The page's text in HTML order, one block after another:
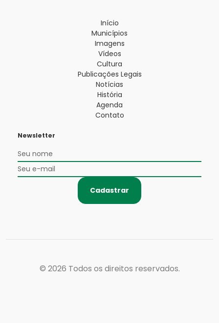
Início
Municípios
Imagens
Vídeos
Cultura
Publicações Legais
Notícias
História
Agenda
Contato
Newsletter
Cadastrar
© 2026 Todos os direitos reservados.